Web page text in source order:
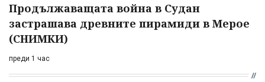
Продължаващата война в Судан
застрашава древните пирамиди в Мерое
(СНИМКИ)
преди 1 час